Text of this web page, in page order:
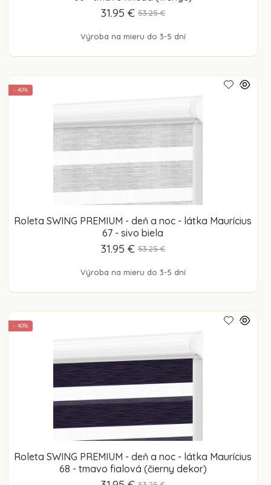
Výroba na mieru do 3-5 dní
31.95 € 53.25 €
Roleta SWING PREMIUM - deň a noc - látka Maurícius
67 - sivo biela
- 40%
Výroba na mieru do 3-5 dní
31.95 € 53.25 €
Roleta SWING PREMIUM - deň a noc - látka Maurícius
68 - tmavo fialová (čierny dekor)
- 40%